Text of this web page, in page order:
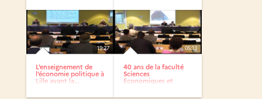
19:27
L’enseignement de
l’économie politique à
Lille avant la...
05:13
40 ans de la faculté
Sciences
Economiques et